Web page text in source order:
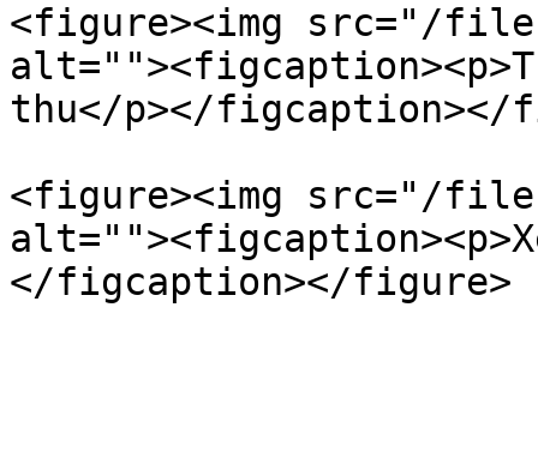
<figure><img src="/files/
thu</p></figcaption></
<figure><img src="/files/